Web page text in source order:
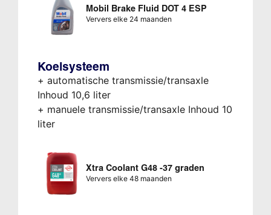
Mobil Brake Fluid DOT 4 ESP
Ververs elke 24 maanden
Koelsysteem
+ automatische transmissie/transaxle
Inhoud 10,6 liter
+ manuele transmissie/transaxle Inhoud 10
liter
Xtra Coolant G48 -37 graden
Ververs elke 48 maanden